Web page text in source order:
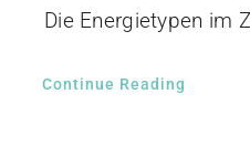
Die Energietypen im
Continue Reading